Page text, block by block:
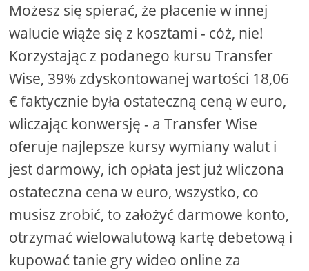
Możesz się spierać, że płacenie w innej
walucie wiąże się z kosztami - cóż, nie!
Korzystając z podanego kursu Transfer
Wise, 39% zdyskontowanej wartości 18,06
€ faktycznie była ostateczną ceną w euro,
wliczając konwersję - a Transfer Wise
oferuje najlepsze kursy wymiany walut i
jest darmowy, ich opłata jest już wliczona
ostateczna cena w euro, wszystko, co
musisz zrobić, to założyć darmowe konto,
otrzymać wielowalutową kartę debetową i
kupować tanie gry wideo online za